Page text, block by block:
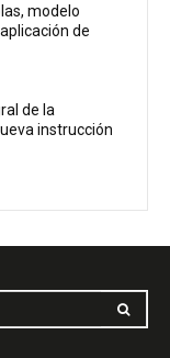
modelo
de
de la
instrucción